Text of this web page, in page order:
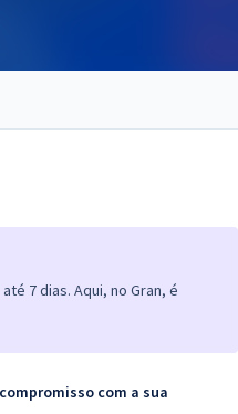
7 dias. Aqui, no Gran, é
com a sua